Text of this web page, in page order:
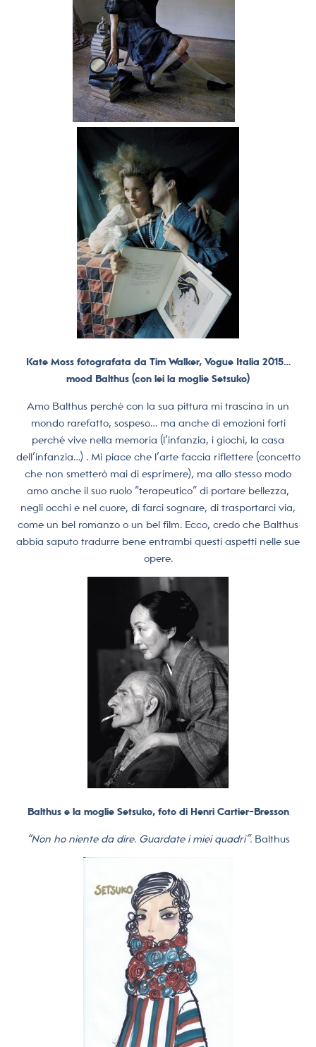
Kate Moss fotografata da Tim Walker, Vogue Italia 2015…
mood Balthus (con lei la moglie Setsuko)
Amo Balthus perché con la sua pittura mi trascina in un
mondo rarefatto, sospeso… ma anche di emozioni forti
perché vive nella memoria (l’infanzia, i giochi, la casa
dell’infanzia…) . Mi piace che l’arte faccia riflettere (concetto
che non smetterò mai di esprimere), ma allo stesso modo
amo anche il suo ruolo “terapeutico” di portare bellezza,
negli occhi e nel cuore, di farci sognare, di trasportarci via,
come un bel romanzo o un bel film. Ecco, credo che Balthus
abbia saputo tradurre bene entrambi questi aspetti nelle sue
opere.
Balthus e la moglie Setsuko, foto di Henri Cartier-Bresson
“Non ho niente da dire. Guardate i miei quadri”.Balthus